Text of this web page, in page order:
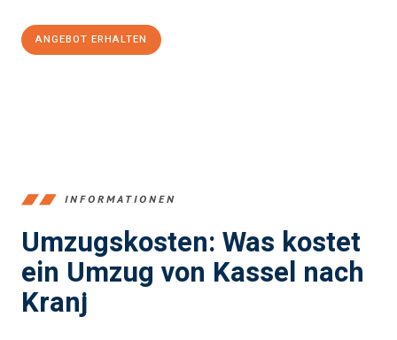
ANGEBOT ERHALTEN
INFORMATIONEN
Umzugskosten: Was kostet
ein Umzug von Kassel nach
Kranj